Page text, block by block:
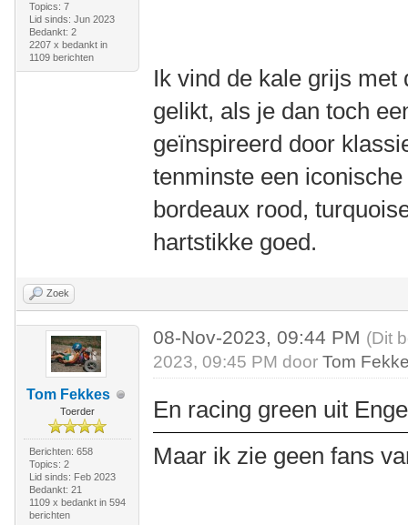
Topics: 7
Lid sinds: Jun 2023
Bedankt: 2
2207 x bedankt in
1109 berichten
Ik vind de kale grijs met
gelikt, als je dan toch
geïnspireerd door
tenminste een
bordeaux rood,
hartstikke goed.
Zoek
Tom Fekkes
Toerder
Berichten: 658
Topics: 2
Lid sinds: Feb 2023
Bedankt: 21
1109 x bedankt in 594
berichten
08-Nov-2023, 09:44 PM (Dit
2023, 09:45 PM doorTom
En racing green uit
Maar ik zie geen fans